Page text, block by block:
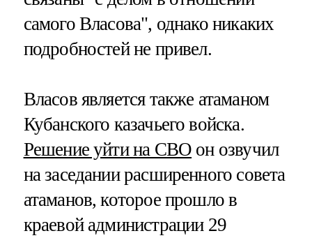
самого Власова", однако никаких
подробностей не привел.
Власов является также атаманом
Кубанского казачьего войска.
Решение уйти на СВО он озвучил
на заседании расширенного совета
атаманов, которое прошло в
краевой администрации 29